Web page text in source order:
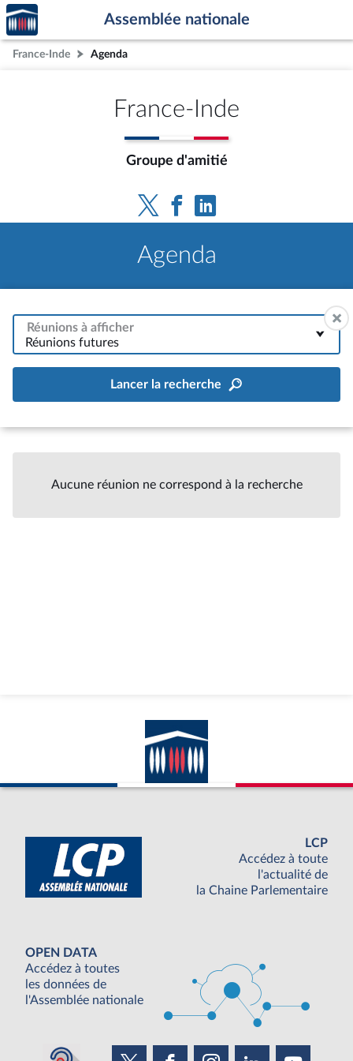
Aller au contenu
Aller en bas de la page
Accèder
à la
page
d'accueil
Assemblée nationale
France-Inde Agenda
France-Inde
Groupe d'amitié
Agenda
Réunions à afficher
Réunions futures
Lancer la recherche
Aucune réunion ne correspond à la recherche
LCP
Accédez à toute
l'actualité de
la Chaine Parlementaire
OPEN DATA
Accédez à toutes
les données de
l'Assemblée nationale